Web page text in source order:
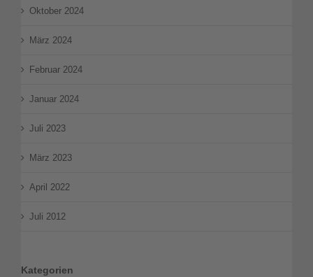
Oktober 2024
März 2024
Februar 2024
Januar 2024
Juli 2023
März 2023
April 2022
Juli 2012
Kategorien